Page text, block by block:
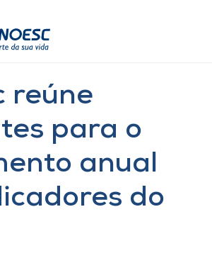
reúne
para o
anual
do